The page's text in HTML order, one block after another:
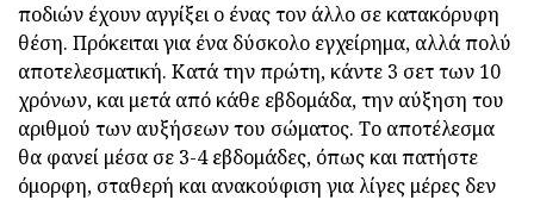
ποδιών έχουν αγγίξει ο ένας τον άλλο σε κατακόρυφη
θέση. Πρόκειται για ένα δύσκολο εγχείρημα, αλλά πολύ
αποτελεσματική. Κατά την πρώτη, κάντε 3 σετ των 10
χρόνων, και μετά από κάθε εβδομάδα, την αύξηση του
αριθμού των αυξήσεων του σώματος. Το αποτέλεσμα
θα φανεί μέσα σε 3-4 εβδομάδες, όπως και πατήστε
όμορφη, σταθερή και ανακούφιση για λίγες μέρες δεν